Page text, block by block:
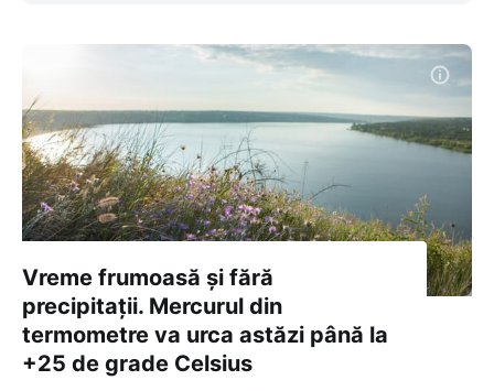
Vreme frumoasă și fără
precipitații. Mercurul din
termometre va urca astăzi până la
+25 de grade Celsius